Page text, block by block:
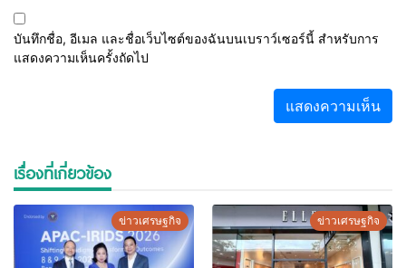
บันทึกชื่อ, อีเมล และชื่อเว็บไซต์ของฉันบนเบราว์เซอร์นี้ สำหรับการ
แสดงความเห็นครั้งถัดไป
เรื่องที่เกี่ยวข้อง
ข่าวเศรษฐกิจ ข่าวเศรษฐกิจ